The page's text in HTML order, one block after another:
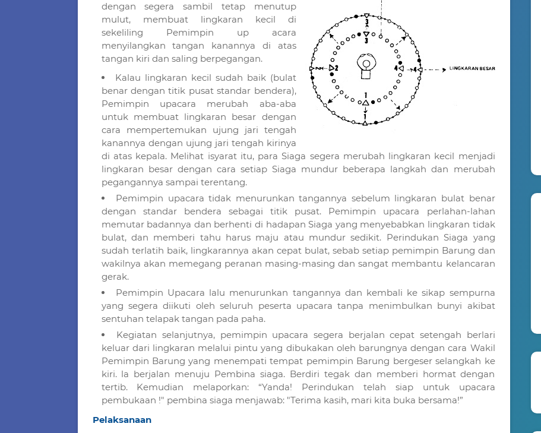
dengan segera sambil tetap menutup
mulut, membuat lingkaran kecil di
sekeliling Pemimpin up acara
menyilangkan tangan kanannya di atas
tangan kiri dan saling berpegangan.
Kalau lingkaran kecil sudah baik (bulat
benar dengan titik pusat standar bendera),
Pemimpin upacara merubah aba-aba
untuk membuat lingkaran besar dengan
cara mempertemukan ujung jari tengah
kanannya dengan ujung jari tengah kirinya
di atas kepala. Melihat isyarat itu, para Siaga segera merubah lingkaran kecil menjadi
lingkaran besar dengan cara setiap Siaga mundur beberapa langkah dan merubah
pegangannya sampai terentang.
Pemimpin upacara tidak menurunkan tangannya sebelum lingkaran bulat benar
dengan standar bendera sebagai titik pusat. Pemimpin upacara perlahan-lahan
memutar badannya dan berhenti di hadapan Siaga yang menyebabkan lingkaran tidak
bulat, dan memberi tahu harus maju atau mundur sedikit. Perindukan Siaga yang
sudah terlatih baik, lingkarannya akan cepat bulat, sebab setiap pemimpin Barung dan
wakilnya akan memegang peranan masing-masing dan sangat membantu kelancaran
gerak.
Pemimpin Upacara lalu menurunkan tangannya dan kembali ke sikap sempurna
yang segera diikuti oleh seluruh peserta upacara tanpa menimbulkan bunyi akibat
sentuhan telapak tangan pada paha.
Kegiatan selanjutnya, pemimpin upacara segera berjalan cepat setengah berlari
keluar dari lingkaran melalui pintu yang dibukakan oleh barungnya dengan cara Wakil
Pemimpin Barung yang menempati tempat pemimpin Barung bergeser selangkah ke
kiri. la berjalan menuju Pembina siaga. Berdiri tegak dan memberi hormat dengan
tertib. Kemudian melaporkan: “Yanda! Perindukan telah siap untuk upacara
pembukaan !" pembina siaga menjawab: "Terima kasih, mari kita buka bersama!”
Pelaksanaan